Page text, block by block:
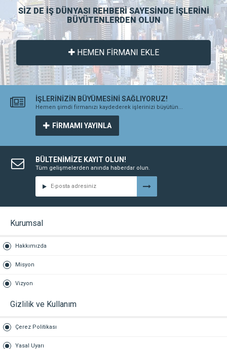
SİZ DE İŞ DÜNYASI REHBERİ SAYESİNDE İŞLERİNİ
BÜYÜTENLERDEN OLUN
HEMEN FİRMANI EKLE
İŞLERİNİZİN BÜYÜMESİNİ SAĞLIYORUZ!
Hemen şimdi firmanızı kaydederek işlerinizi büyütün...
FİRMAMI YAYINLA
BÜLTENİMİZE KAYIT OLUN!
Tüm gelişmelerden anında haberdar olun.
Kurumsal
Hakkımızda
Misyon
Vizyon
Gizlilik ve Kullanım
Çerez Politikası
Yasal Uyarı